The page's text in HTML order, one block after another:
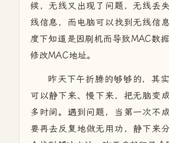
候，无线又出现了问题，无线丢
线信息，而电脑可以找到无线信
度下知道是因刷机而导致MAC数
修改MAC地址。
昨天下午折腾的够够的，其
可以静下来、慢下来，把无脑变
多时间。遇到问题，当第一次不
要再去反复地做无用功，静下来